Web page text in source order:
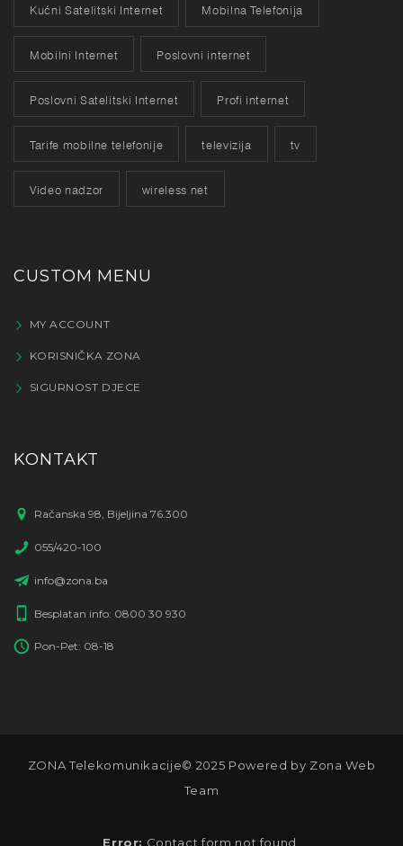
Kućni Satelitski Internet Mobilna Telefonija
Mobilni Internet Poslovni internet
Poslovni Satelitski Internet Profi internet
Tarife mobilne telefonije televizija tv
Video nadzor wireless net
CUSTOM MENU
MY ACCOUNT
KORISNIČKA ZONA
SIGURNOST DJECE
KONTAKT
Račanska 98, Bijeljina 76.300
055/420-100
info@zona.ba
Besplatan info: 0800 30 930
Pon-Pet: 08-18
ZONA Telekomunikacije© 2025 Powered by Zona Web
Team
Error: Contact form not found.